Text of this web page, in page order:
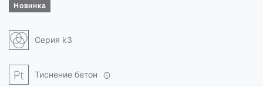
Новинка
Серия k3
Тиснение бетон